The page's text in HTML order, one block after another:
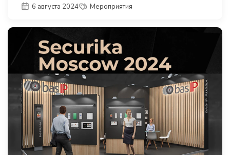
6 августа 2024 Мероприятия